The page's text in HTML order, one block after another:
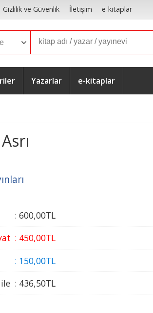
Gizlilik ve Güvenlik İletişim e-kitaplar
Yazarlar e-kitaplar
: 600,00TL
: 450,00TL
: 150,00TL
: 436,50TL